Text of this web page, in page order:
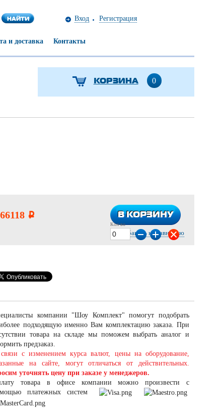
Вход Регистрация
и доставка Контакты
КОРЗИНА 0
i В КОРЗИНУ
В КОРЗИНУ
Кол-во
Добавить к сравнению
компании "Шоу Комплект" помогут подобрать
подходящую именно Вам комплектацию заказа. При
товара на складе мы поможем выбрать аналог и
предзаказ.
с изменением курса валют, цены на оборудование,
на сайте, могут отличаться от действительных.
уточнять цену при заказе у менеджеров.
товара в офисе компании можно произвести с
платежных систем